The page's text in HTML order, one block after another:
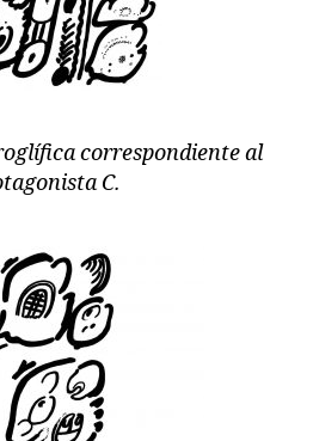
correspondiente al
C.